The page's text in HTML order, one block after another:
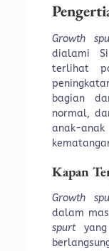
Growth
dialami
terlihat
bagian
normal,
anak-
Kapan
Growth
dalam
spurt